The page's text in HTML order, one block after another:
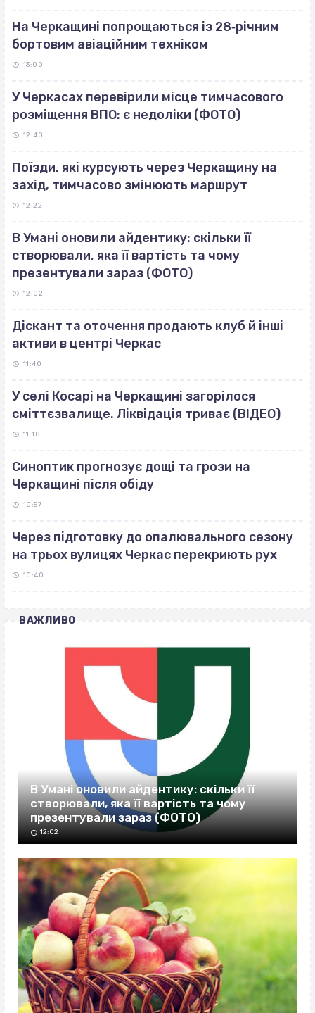
На Черкащині попрощаються із 28‐річним
бортовим авіаційним техніком
13:00
У Черкасах перевірили місце тимчасового
розміщення ВПО: є недоліки (ФОТО)
12:40
Поїзди, які курсують через Черкащину на
захід, тимчасово змінюють маршрут
12:22
В Умані оновили айдентику: скільки її
створювали, яка її вартість та чому
презентували зараз (ФОТО)
12:02
Діскант та оточення продають клуб й інші
активи в центрі Черкас
11:40
У селі Косарі на Черкащині загорілося
сміттєзвалище. Ліквідація триває (ВІДЕО)
11:18
Синоптик прогнозує дощі та грози на
Черкащині після обіду
10:57
Через підготовку до опалювального сезону
на трьох вулицях Черкас перекриють рух
10:40
ВАЖЛИВО
В Умані оновили айдентику: скільки її
створювали, яка її вартість та чому
презентували зараз (ФОТО)
12:02